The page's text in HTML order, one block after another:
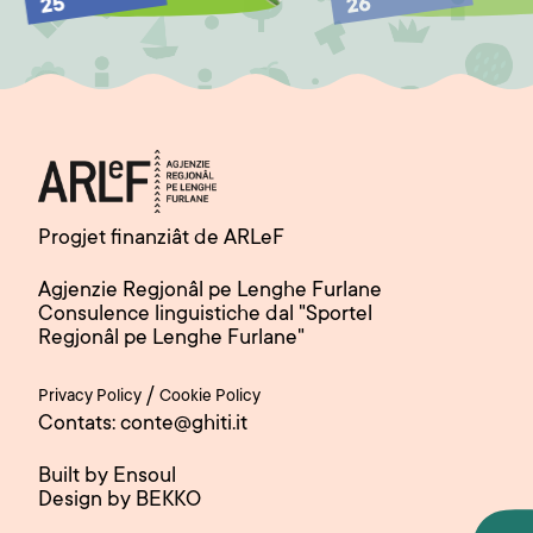
25 26
Progjet finanziât de ARLeF
Agjenzie Regjonâl pe Lenghe Furlane
Consulence linguistiche dal "Sportel
Regjonâl pe Lenghe Furlane"
Privacy Policy / Cookie Policy
Contats: conte@ghiti.it
Built by Ensoul
Design by BEKKO